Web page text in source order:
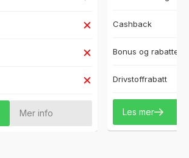
Mer info
Cashback
Bonus og rabatter
Drivstoffrabatt
Les mer